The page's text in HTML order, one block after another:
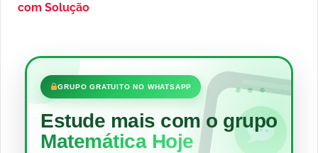
com Solução
•••
GRUPO GRATUITO NO WHATSAPP
Estude mais com o grupo
Matemática Hoje